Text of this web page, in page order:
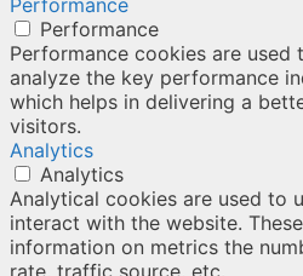
Performance
Performance cookies are used
analyze the key performance
which helps in delivering a
visitors.
Analytics
Analytics
Analytical cookies are used to
interact with the website.
information on metrics the
rate, traffic source, etc.